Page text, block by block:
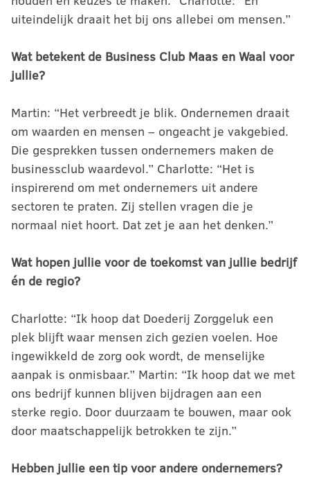
uiteindelijk draait het bij ons allebei om mensen.”
Wat betekent de Business Club Maas en Waal voor
jullie?
Martin: “Het verbreedt je blik. Ondernemen draait
om waarden en mensen – ongeacht je vakgebied.
Die gesprekken tussen ondernemers maken de
businessclub waardevol.” Charlotte: “Het is
inspirerend om met ondernemers uit andere
sectoren te praten. Zij stellen vragen die je
normaal niet hoort. Dat zet je aan het denken.”
Wat hopen jullie voor de toekomst van jullie bedrijf
én de regio?
Charlotte: “Ik hoop dat Doederij Zorggeluk een
plek blijft waar mensen zich gezien voelen. Hoe
ingewikkeld de zorg ook wordt, de menselijke
aanpak is onmisbaar.” Martin: “Ik hoop dat we met
ons bedrijf kunnen blijven bijdragen aan een
sterke regio. Door duurzaam te bouwen, maar ook
door maatschappelijk betrokken te zijn.”
Hebben jullie een tip voor andere ondernemers?